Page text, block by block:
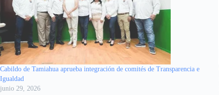
Cabildo de Tamiahua aprueba integración de comités de Transparencia e
Igualdad
junio 29, 2026